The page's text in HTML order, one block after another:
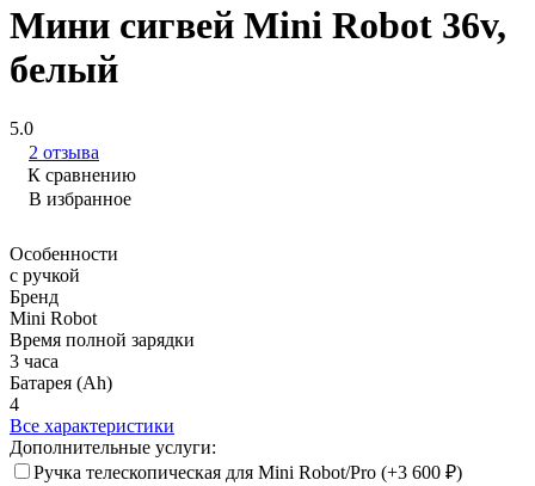
Мини сигвей Mini Robot 36v,
белый
5.0
2 отзыва
К сравнению
В избранное
Особенности
с ручкой
Бренд
Mini Robot
Время полной зарядки
3 часа
Батарея (Ah)
4
Все характеристики
Дополнительные услуги:
Ручка телескопическая для Mini Robot/Pro (+3 600 ₽)